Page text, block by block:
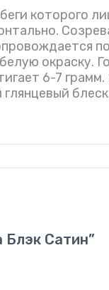
которого
окраску.
6-7 грамм.
Блэк Сатин”